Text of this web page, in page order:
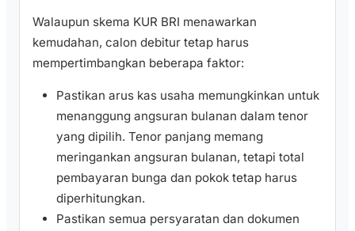
Walaupun skema KUR BRI menawarkan
kemudahan, calon debitur tetap harus
mempertimbangkan beberapa faktor:
Pastikan arus kas usaha memungkinkan untuk
menanggung angsuran bulanan dalam tenor
yang dipilih. Tenor panjang memang
meringankan angsuran bulanan, tetapi total
pembayaran bunga dan pokok tetap harus
diperhitungkan.
Pastikan semua persyaratan dan dokumen